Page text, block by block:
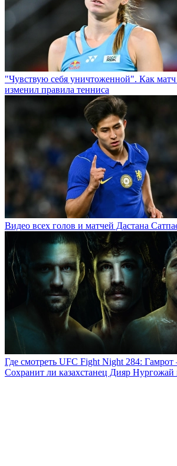
"Чувствую себя уничтоженной". Как
изменил правила тенниса
Видео всех голов и матчей Дастана
Где смотреть UFC Fight Night 284: Гамрот
Сохранит ли казахстанец Дияр Нургожай